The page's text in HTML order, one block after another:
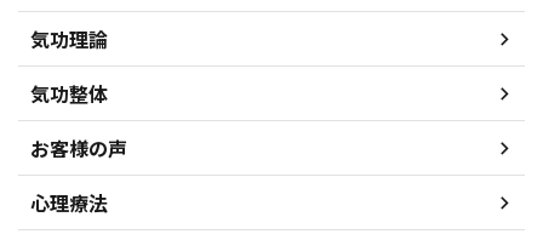
気功理論
気功整体
お客様の声
心理療法